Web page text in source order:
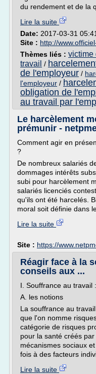
du rendement et de la
Lire la suite
Date: 2017-03-31
Site : http://
Thèmes liés : victime
travail /
de l'employeur /
l'employeur /
obligation de
au travail par
Le harcèlement
prémunir -
Comment agir en
?
De nombreux salariés
dommages intérêts
subi pour harcèlement
salariés licenciés
qu'ils ont été harcelés.
moral soit définie dans
Lire la suite
Site : https://
Réagir face à la
conseils aux ...
I. Souffrance au travail
A. les notions
La souffrance au
que l'on nomme
catégorie de risques
pour la santé créés
mécanismes sociaux
fois à des facteurs
Lire la suite